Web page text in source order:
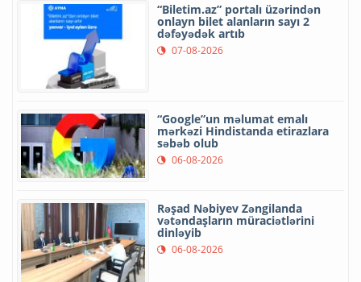
“Biletim.az” portalı üzərindən
onlayn bilet alanların sayı 2
dəfəyədək artıb
07-08-2026
“Google”un məlumat emalı
mərkəzi Hindistanda etirazlara
səbəb olub
06-08-2026
Rəşad Nəbiyev Zəngilanda
vətəndaşların müraciətlərini
dinləyib
06-08-2026